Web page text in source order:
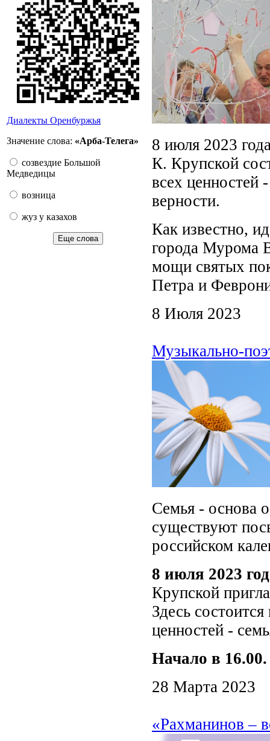
Диалекты Оренбуржья
Значение слова: «Арба-Телега»
созвездие Большой
Медведицы
возница
жуз у казахов
Еще слова
8 июля 2023
К. Крупской
всех
верности.
Как известно,
города Мурома
мощи святых
Петра и
8 Июля 2023
Музыкально-
Семья - основа
существуют
российском
8 июля 2023
Крупской
Здесь
ценностей -
Начало в 16.00.
28 Марта 2023
«Рахманинов –